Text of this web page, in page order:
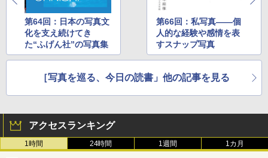
第64回：日本の写真文
化を支え続けてき
た“ふげん社”の写真集
第66回：私写真――個
人的な経験や感情を表
すスナップ写真
［写真を巡る、今日の読書」他の記事を見る
アクセスランキング
1時間 24時間 1週間 1カ月